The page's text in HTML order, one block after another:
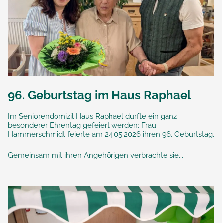
96. Geburtstag im Haus Raphael
Im Seniorendomizil Haus Raphael durfte ein ganz
besonderer Ehrentag gefeiert werden: Frau
Hammerschmidt feierte am 24.05.2026 ihren 96. Geburtstag.
Gemeinsam mit ihren Angehörigen verbrachte sie...